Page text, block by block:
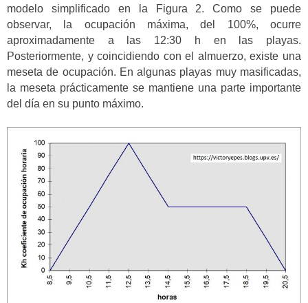
modelo simplificado en la Figura 2. Como se puede
observar, la ocupación máxima, del 100%, ocurre
aproximadamente a las 12:30 h en las playas.
Posteriormente, y coincidiendo con el almuerzo, existe una
meseta de ocupación. En algunas playas muy masificadas,
la meseta prácticamente se mantiene una parte importante
del día en su punto máximo.